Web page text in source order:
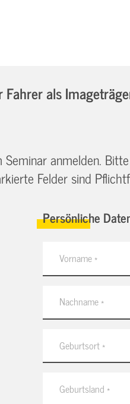
als
anmelden.
Felder sind
Persönliche